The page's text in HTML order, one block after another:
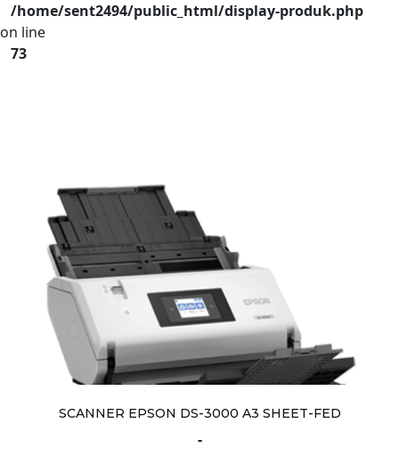
/home/sent2494/public_html/display-produk.php
on line
73
SCANNER EPSON DS-3000 A3 SHEET-FED
-